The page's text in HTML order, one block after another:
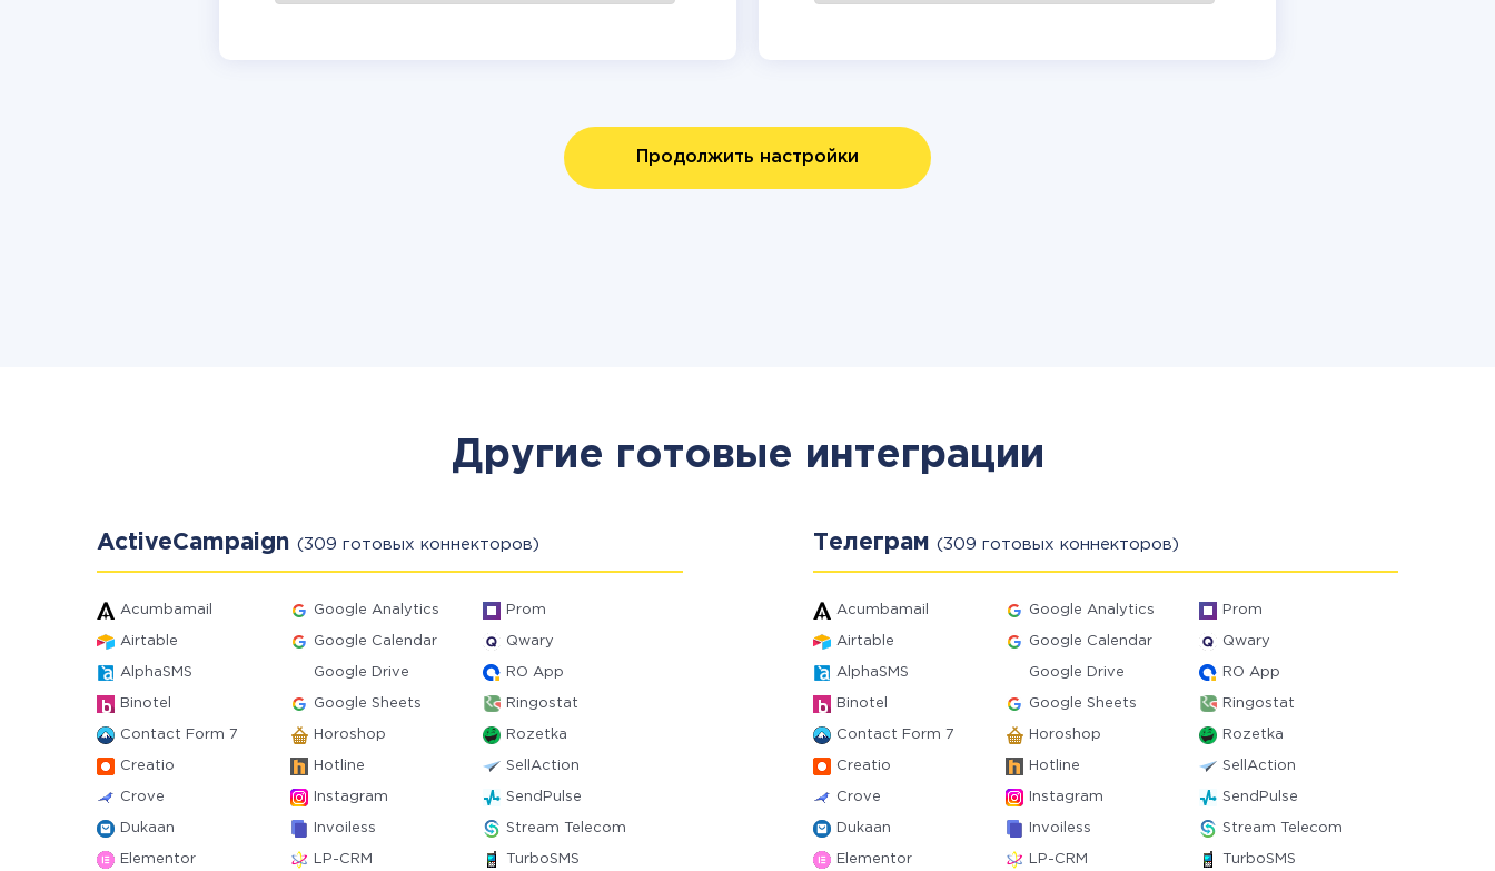
Продолжить настройки
Другие готовые интеграции
ActiveCampaign (309 готовых коннекторов)
Acumbamail Google Analytics Prom
Airtable Google Calendar Qwary
AlphaSMS Google Drive RO App
Binotel Google Sheets Ringostat
Contact Form 7 Horoshop Rozetka
Creatio Hotline SellAction
Crove Instagram SendPulse
Dukaan Invoiless Stream Telecom
Elementor LP-CRM TurboSMS
Телеграм (309 готовых коннекторов)
Acumbamail Google Analytics Prom
Airtable Google Calendar Qwary
AlphaSMS Google Drive RO App
Binotel Google Sheets Ringostat
Contact Form 7 Horoshop Rozetka
Creatio Hotline SellAction
Crove Instagram SendPulse
Dukaan Invoiless Stream Telecom
Elementor LP-CRM TurboSMS